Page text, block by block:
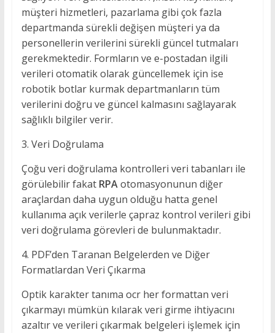
müşteri hizmetleri, pazarlama gibi çok fazla
departmanda sürekli değişen müşteri ya da
personellerin verilerini sürekli güncel tutmaları
gerekmektedir. Formların ve e-postadan ilgili
verileri otomatik olarak güncellemek için ise
robotik botlar kurmak departmanların tüm
verilerini doğru ve güncel kalmasını sağlayarak
sağlıklı bilgiler verir.
3. Veri Doğrulama
Çoğu veri doğrulama kontrolleri veri tabanları ile
görülebilir fakat RPAotomasyonunun diğer
araçlardan daha uygun olduğu hatta genel
kullanıma açık verilerle çapraz kontrol verileri gibi
veri doğrulama görevleri de bulunmaktadır.
4. PDF’den Taranan Belgelerden ve Diğer
Formatlardan Veri Çıkarma
Optik karakter tanıma ocr her formattan veri
çıkarmayı mümkün kılarak veri girme ihtiyacını
azaltır ve verileri çıkarmak belgeleri işlemek için